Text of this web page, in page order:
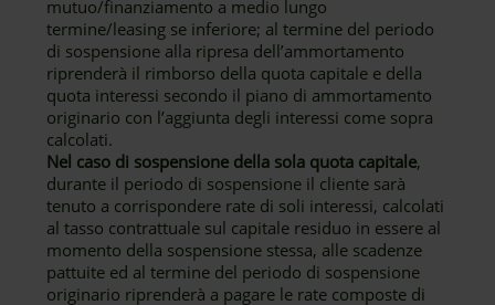
mutuo/finanziamento a medio lungo
termine/leasing se inferiore; al termine del periodo
di sospensione alla ripresa dell’ammortamento
riprenderà il rimborso della quota capitale e della
quota interessi secondo il piano di ammortamento
originario con l’aggiunta degli interessi come sopra
calcolati.
Nel caso di sospensione della sola quota capitale,
durante il periodo di sospensione il cliente sarà
tenuto a corrispondere rate di soli interessi, calcolati
al tasso contrattuale sul capitale residuo in essere al
momento della sospensione stessa, alle scadenze
pattuite ed al termine del periodo di sospensione
originario riprenderà a pagare le rate composte di